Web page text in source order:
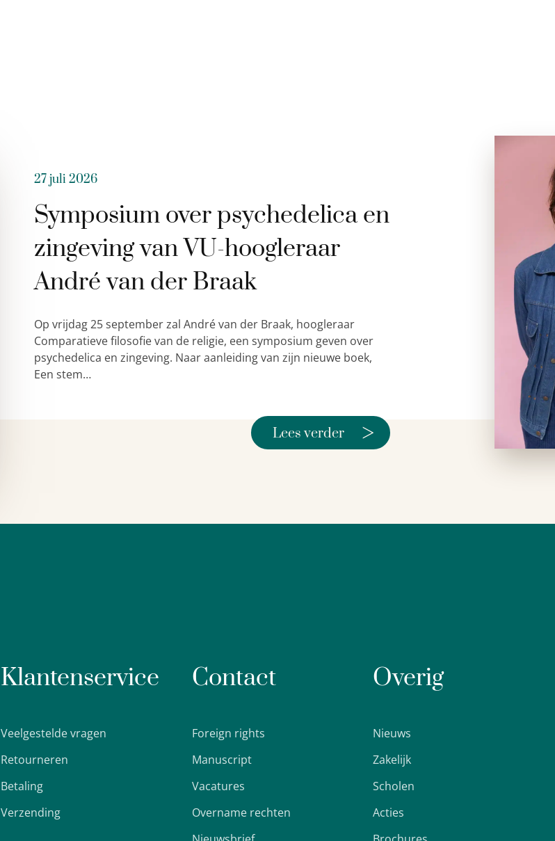
27 juli 2026
Symposium over psychedelica en
zingeving van VU-hoogleraar
André van der Braak
Op vrijdag 25 september zal André van der Braak, hoogleraar
Comparatieve filosofie van de religie, een symposium geven over
psychedelica en zingeving. Naar aanleiding van zijn nieuwe boek,
Een stem…
Lees verder >
Klantenservice
Veelgestelde vragen
Retourneren
Betaling
Verzending
Contact
Foreign rights
Manuscript
Vacatures
Overname rechten
Overig
Nieuws
Zakelijk
Scholen
Acties